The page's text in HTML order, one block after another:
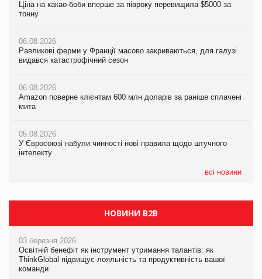
Ціна на какао-боби вперше за півроку перевищила $5000 за
тонну
06.08.2026
Равликові ферми у Франції масово закриваються, для галузі
видався катастрофічний сезон
06.08.2026
Amazon поверне клієнтам 600 млн доларів за раніше сплачені
мита
05.08.2026
У Євросоюзі набули чинності нові правила щодо штучного
інтелекту
всі новини
Ціна на какао-боби вперше за півроку перевищила $5000 за
тонну
06.08.2026
Равликові ферми у Франції масово закриваються, для галузі
видався катастрофічний сезон
06.08.2026
Amazon поверне клієнтам 600 млн доларів за раніше сплачені
мита
05.08.2026
У Євросоюзі набули чинності нові правила щодо штучного
інтелекту
Равликові ферми у Франції масово закриваються, для галузі
видався катастрофічний сезон
06.08.2026
Amazon поверне клієнтам 600 млн доларів за раніше сплачені
мита
05.08.2026
У Євросоюзі набули чинності нові правила щодо штучного
інтелекту
05.08.2026
Рекламна платформа вимагає від Google компенсацію за
втрату 6,9 трлн рекламних показів
НОВИНИ B2B
03 березня 2026
Освітній бенефіт як інструмент утримання талантів: як
ThinkGlobal підвищує лояльність та продуктивність вашої
команди